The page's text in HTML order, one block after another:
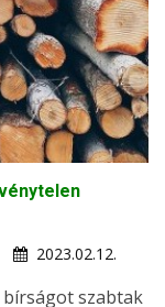
2023.02.12.
bírságot szabtak